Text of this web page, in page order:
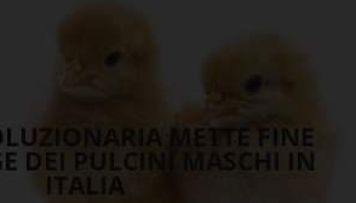
METTE FINE
DEI PULCINI MASCHI IN
ITALIA